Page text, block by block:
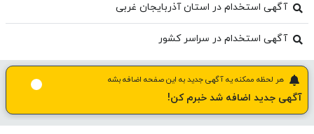
آگهی استخدام در استان آذربایجان غربی
آگهی استخدام در سراسر کشور
هر لحظه ممکنه یه آگهی جدید به این صفحه اضافه بشه
آگهی جدید اضافه شد خبرم کن!